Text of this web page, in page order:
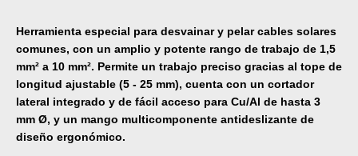
Herramienta especial para desvainar y pelar cables solares
comunes, con un amplio y potente rango de trabajo de 1,5
mm² a 10 mm². Permite un trabajo preciso gracias al tope de
longitud ajustable (5 - 25 mm), cuenta con un cortador
lateral integrado y de fácil acceso para Cu/Al de hasta 3
mm Ø, y un mango multicomponente antideslizante de
diseño ergonómico.